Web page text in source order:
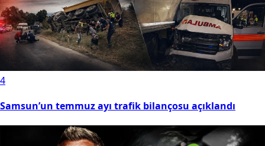
4
Samsun’un temmuz ayı trafik bilançosu açıklandı